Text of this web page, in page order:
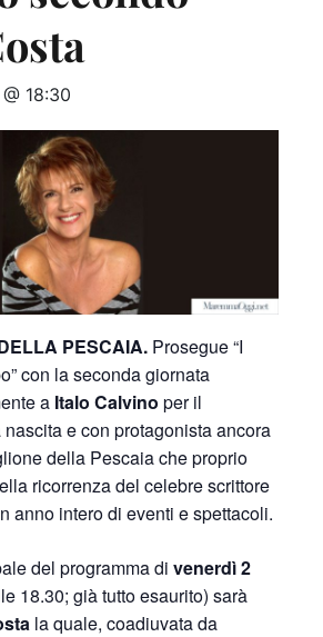
18:30
PESCAIA. Prosegue “I
con la seconda giornata
a Italo Calvino per il
e con protagonista ancora
della Pescaia che proprio
ricorrenza del celebre scrittore
anno intero di eventi e spettacoli.
del programma di venerdì 2
18.30; già tutto esaurito) sarà
la quale, coadiuvata da